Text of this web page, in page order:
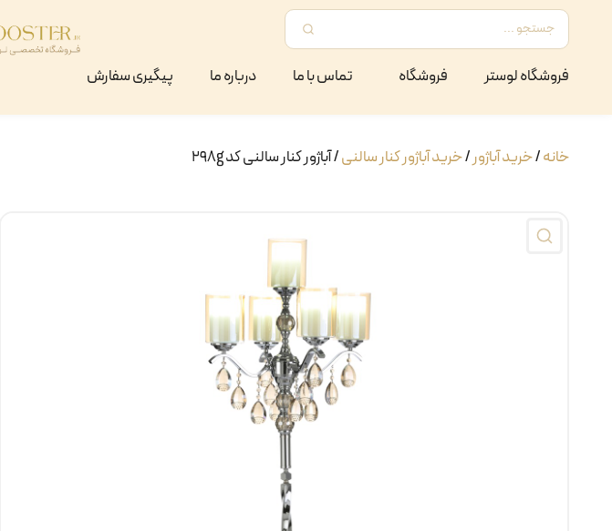
فروشگاه لوستر
فروشگاه تماس با ما درباره ما پیگیری سفارش
خانه/خرید آباژور/خرید آباژور کنار سالنی/ آباژور کنار سالنی کد 298g